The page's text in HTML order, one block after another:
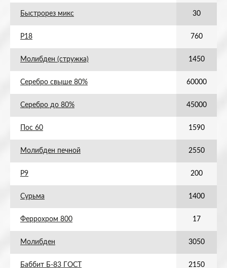
Быстрорез микс 30
Р18 760
Молибден (стружка) 1450
Серебро свыше 80% 60000
Серебро до 80% 45000
Пос 60 1590
Молибден печной 2550
Р9 200
Сурьма 1400
Феррохром 800 17
Молибден 3050
Баббит Б-83 ГОСТ 2150